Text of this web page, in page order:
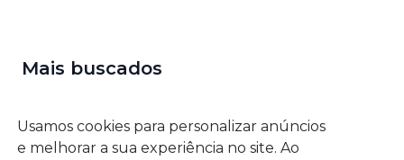
Usamos cookies para personalizar anúncios
e melhorar a sua experiência no site. Ao
Mais buscados
Álbum Slim